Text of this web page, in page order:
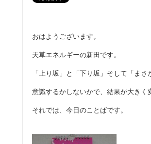
おはようございます。
天草エネルギーの新田です。
「上り坂」と「下り坂」そして「ま
意識するかしないかで、結果が大きく
それでは、今日のことばです。